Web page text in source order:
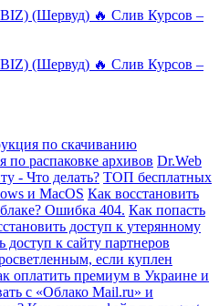
по скачиванию
по распаковке архивов Dr.Web
- Что делать? ТОП бесплатных
и MacOS Как восстановить
Ошибка 404. Как попасть
доступ к утерянному
доступ к сайту партнеров
если куплен
оплатить премиум в Украине и
с «Облако Mail.ru» и